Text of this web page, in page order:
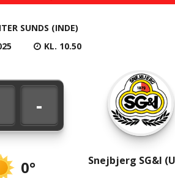
SUNDS (INDE)
KL. 10.50
-
0° Snejbjerg SG&I